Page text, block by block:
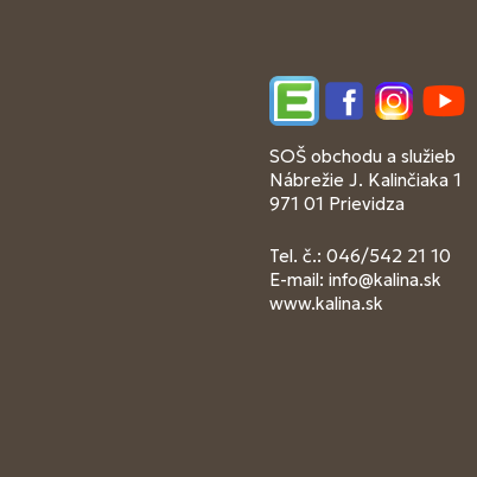
EdupageFacebookInstagramYouTube
SOŠ obchodu a služieb
Nábrežie J. Kalinčiaka 1
971 01 Prievidza
Tel. č.: 046/542 21 10
E-mail: info@kalina.sk
www.kalina.sk